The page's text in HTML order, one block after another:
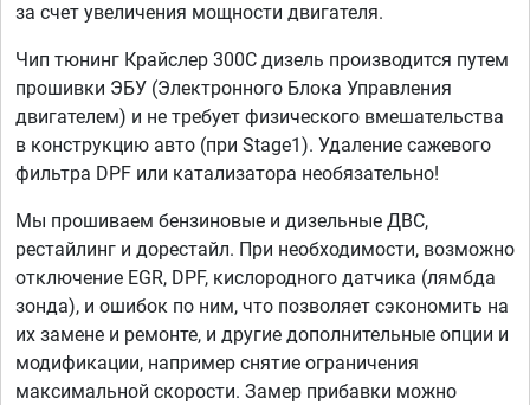
за счет увеличения мощности двигателя.
Чип тюнинг Крайслер 300С дизель производится путем
прошивки ЭБУ (Электронного Блока Управления
двигателем) и не требует физического вмешательства
в конструкцию авто (при Stage1). Удаление сажевого
фильтра DPF или катализатора необязательно!
Мы прошиваем бензиновые и дизельные ДВС,
рестайлинг и дорестайл. При необходимости, возможно
отключение EGR, DPF, кислородного датчика (лямбда
зонда), и ошибок по ним, что позволяет сэкономить на
их замене и ремонте, и другие дополнительные опции и
модификации, например снятие ограничения
максимальной скорости. Замер прибавки можно